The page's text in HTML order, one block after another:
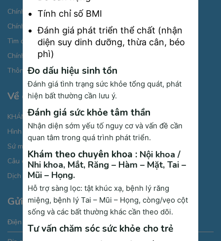
Chính sách bảo mật thông tin cá nhân
Chính sách thanh toán
Tìm đường đi
Chính sách Cookies
Thông báo xử lý dữ liệu cá nhân
Về chúng tôi
KHÁM BỆNH CHỌN GÓI
Hình ảnh giới thiệu
Sứ mệnh chăm sóc từ cái “Tâm”
Câu chuyện thương hiệu
Dịch vụ phòng khám đa khoa
Gửi thông tin liên hệ
Điện thoại: 19005175
Tính chỉ số BMI
Đánh giá phát triển thể chất (nhận
diện suy dinh dưỡng, thừa cân, béo
phì)
Đo dấu hiệu sinh tồn
Đánh giá tình trạng sức khỏe tổng quát, phát
hiện bất thường cần lưu ý.
Đánh giá sức khỏe tâm thần
Nhận diện sớm yếu tố nguy cơ và vấn đề cần
quan tâm trong quá trình phát triển.
Khám theo chuyên khoa : Nội khoa /
Nhi khoa, Mắt, Răng – Hàm – Mặt, Tai –
Mũi – Họng.
Hỗ trợ sàng lọc: tật khúc xạ, bệnh lý răng
miệng, bệnh lý Tai – Mũi – Họng, còng/vẹo cột
sống và các bất thường khác cần theo dõi.
Tư vấn chăm sóc sức khỏe cho trẻ